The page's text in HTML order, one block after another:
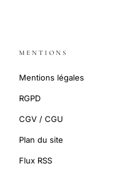
MENTIONS
Mentions légales
RGPD
CGV / CGU
Plan du site
Flux RSS